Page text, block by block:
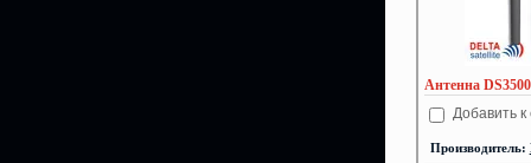
Антенна
Добавить
Производитель: